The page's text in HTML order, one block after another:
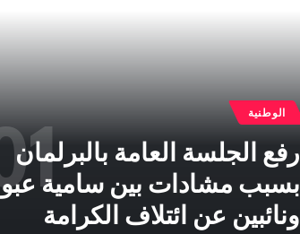
الوطنية
رفع الجلسة العامة بالبرلمان
بسبب مشادات بين سامية عبو
ونائبين عن ائتلاف الكرامة